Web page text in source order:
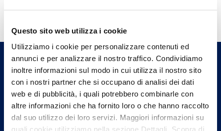
Questo sito web utilizza i cookie
Utilizziamo i cookie per personalizzare contenuti ed
annunci e per analizzare il nostro traffico. Condividiamo
inoltre informazioni sul modo in cui utilizza il nostro sito
con i nostri partner che si occupano di analisi dei dati
web e di pubblicità, i quali potrebbero combinarle con
altre informazioni che ha fornito loro o che hanno raccolto
dal suo utilizzo dei loro servizi. Maggiori informazioni su
quali cookie utilizziamo nella sezione Dettagli. Scopra di
Trova l'Agenzia più vicina a te e parla con
un nostro Agente.
Contattaci